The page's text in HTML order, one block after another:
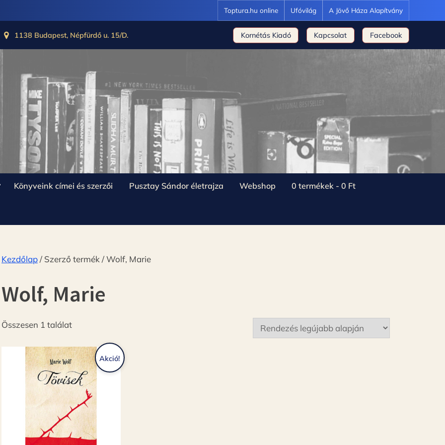
Toptura.hu online Ufóvilág A Jövő Háza Alapítvány
1138 Budapest, Népfürdő u. 15/D. Kornétás Kiadó Kapcsolat Facebook
Könyveink címei és szerzői Pusztay Sándor életrajza Webshop 0 termékek 0 Ft
Kezdőlap/ Szerző termék / Wolf, Marie
Wolf, Marie
Összesen 1 találat
Akció!